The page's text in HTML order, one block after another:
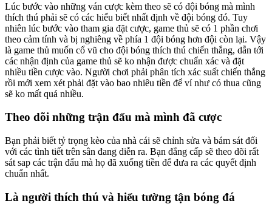
Lúc bước vào những ván cược kèm theo sẽ có đội bóng mà mình
thích thú phải sẽ có các hiểu biết nhất định về đội bóng đó. Tuy
nhiên lúc bước vào tham gia đặt cược, game thủ sẽ có 1 phần chơi
theo cảm tính và bị nghiêng về phía 1 đội bóng hơn đội còn lại. Vậy
là game thủ muốn cổ vũ cho đội bóng thích thú chiến thắng, dẫn tới
các nhận định của game thủ sẽ ko nhận được chuẩn xác và đặt
nhiều tiền cược vào. Người chơi phải phân tích xác suất chiến thắng
rồi mới xem xét phải đặt vào bao nhiêu tiền để ví như có thua cũng
sẽ ko mất quá nhiều.
Theo dõi những trận đấu mà mình đã cược
Bạn phải biết tỷ trọng kèo của nhà cái sẽ chỉnh sửa và bám sát đối
với các tình tiết trên sân đang diễn ra. Bạn đẳng cấp sẽ theo dõi rất
sát sap các trận đấu mà họ đã xuống tiền để đưa ra các quyết định
chuẩn nhất.
Là người thích thú và hiểu tường tận bóng đá